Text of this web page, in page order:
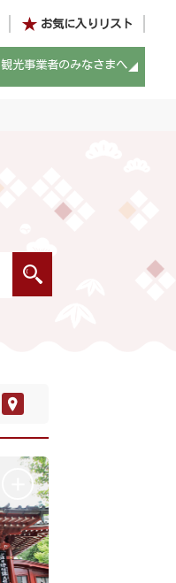
お気に入りリスト
観光事業者のみなさまへ